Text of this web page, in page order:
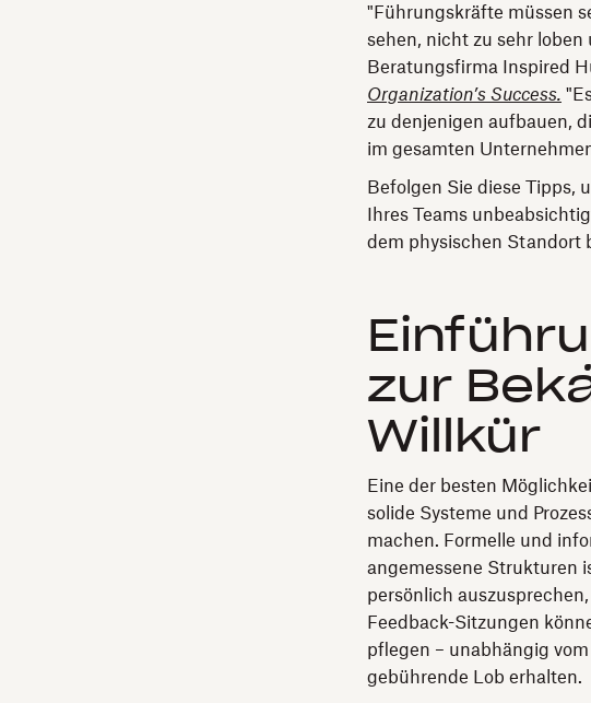
"Führungskräfte müssen
sehen, nicht zu sehr
Beratungsfirma Inspired
Organization’s Success.
zu denjenigen aufbauen,
im gesamten
Befolgen Sie diese Tipps,
Ihres Teams
dem physischen Standort
zur
Willkür
Eine der besten
solide Systeme und
machen. Formelle und
angemessene Strukturen
persönlich
Feedback-Sitzungen
pflegen – unabhängig
gebührende Lob erhalten.